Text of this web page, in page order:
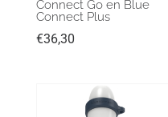
Connect Go en Blue
Connect Plus
€36,30